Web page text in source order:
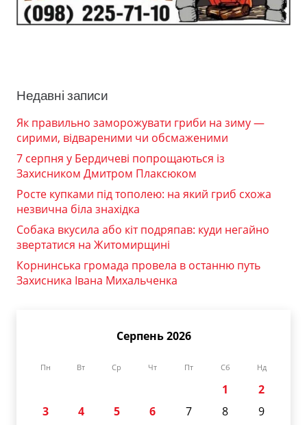
Недавні записи
Як правильно заморожувати гриби на зиму —
сирими, відвареними чи обсмаженими
7 серпня у Бердичеві попрощаються із
Захисником Дмитром Плаксюком
Росте купками під тополею: на який гриб схожа
незвична біла знахідка
Собака вкусила або кіт подряпав: куди негайно
звертатися на Житомирщині
Корнинська громада провела в останню путь
Захисника Івана Михальченка
Серпень 2026
Пн Вт Ср Чт Пт Сб Нд
1
2
3
4 5 6 7 8
9